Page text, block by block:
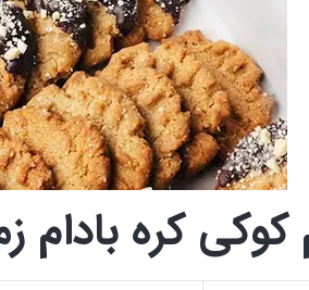
کوکی کره بادام